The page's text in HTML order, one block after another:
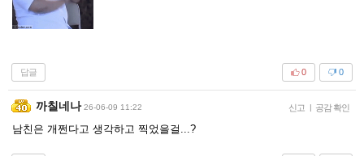
답글 0
0
까칠네나 26-06-09 11:22 신고 | 공감 확인
남친은 개쩐다고 생각하고 찍었을걸...?